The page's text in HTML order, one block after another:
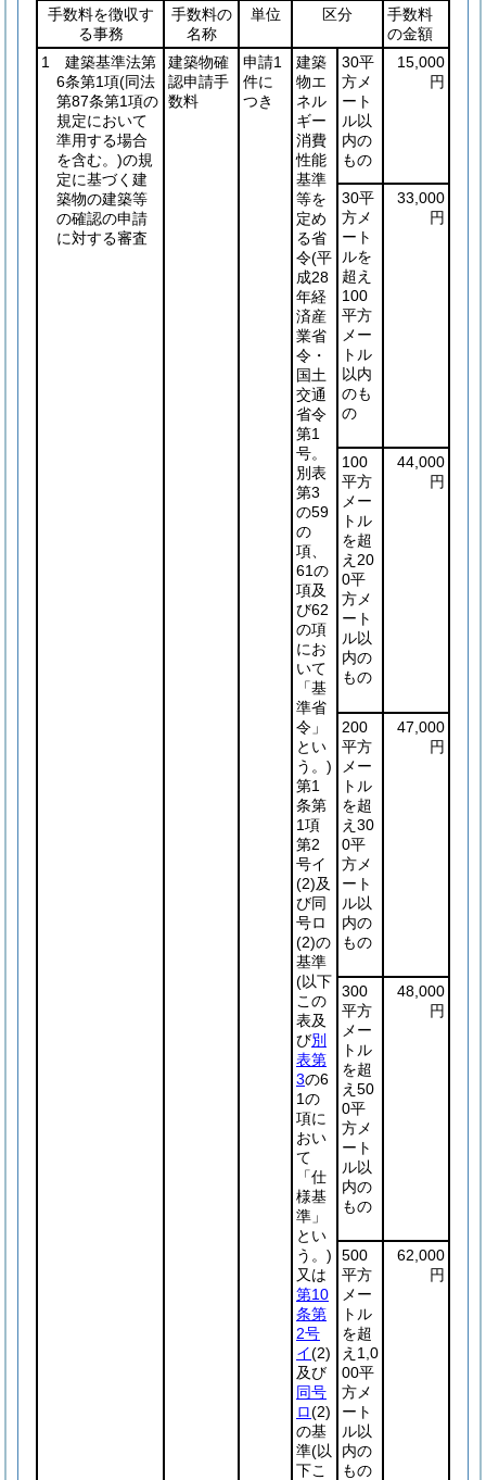
手数料を徴収す
る事務
手数料の
名称
単位 区分
手数料
の金額
1 建築基準法第
6条第1項(同法
第87条第1項の
規定において
準用する場合
を含む。)の規
定に基づく建
築物の建築等
の確認の申請
に対する審査
建築物確
認申請手
数料
申請1
件に
つき
建築
物エ
ネル
ギー
消費
性能
基準
等を
定め
る省
令(平
成28
年経
済産
業省
令・
国土
交通
省令
第1
号。
別表
第3
の59
の
項、
61の
項及
び62
の項
にお
いて
「基
準省
令」
とい
う。)
第1
条第
1項
第2
号イ
(2)及
び同
号ロ
(2)の
基準
(以下
この
表及
び別
表第
3の6
1の
項に
おい
て
「仕
様基
準」
とい
う。)
又は
第10
条第
2号
イ(2)
及び
同号
ロ(2)
の基
準(以
下こ
30平
方メ
ート
ル以
内の
もの
15,000
円
30平
方メ
ート
ルを
超え
100
平方
メー
トル
以内
のも
の
33,000
円
100
平方
メー
トル
を超
え20
0平
方メ
ート
ル以
内の
もの
44,000
円
200
平方
メー
トル
を超
え30
0平
方メ
ート
ル以
内の
もの
47,000
円
300
平方
メー
トル
を超
え50
0平
方メ
ート
ル以
内の
もの
48,000
円
500
平方
メー
トル
を超
え1,0
00平
方メ
ート
ル以
内の
もの
62,000
円